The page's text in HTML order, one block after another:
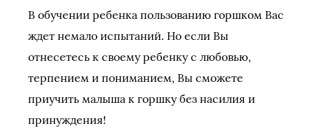
В обучении ребенка пользованию горшком Вас
ждет немало испытаний. Но если Вы
отнесетесь к своему ребенку с любовью,
терпением и пониманием, Вы сможете
приучить малыша к горшку без насилия и
принуждения!